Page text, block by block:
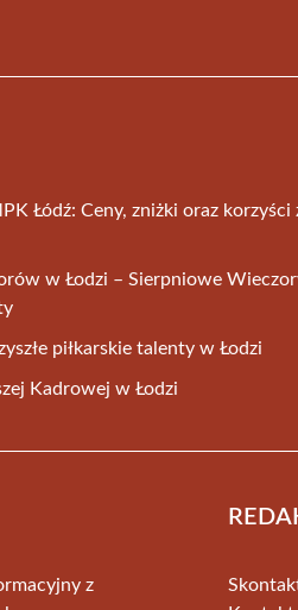
Łódź: Ceny, zniżki oraz korzyści
w Łodzi – Sierpniowe
piłkarskie talenty w Łodzi
Kadrowej w Łodzi
z